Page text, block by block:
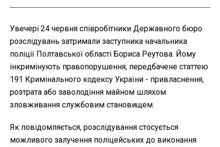
Увечері 24 червня співробітники Державного бюро
розслідувань затримали заступника начальника
поліції Полтавської області Бориса Реутова. Йому
інкримінують правопорушення, передбачене статтею
191 Кримінального кодексу України - привласнення,
розтрата або заволодіння майном шляхом
зловживання службовим становищем.
Як повідомляється, розслідування стосується
можливого залучення поліцейських до виконання